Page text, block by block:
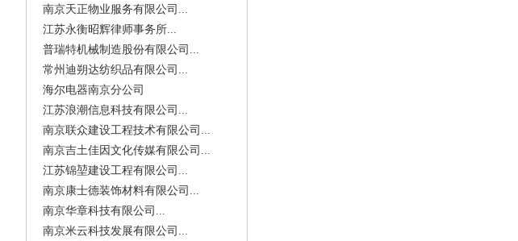
南京天正物业服务有限公司...
江苏永衡昭辉律师事务所...
普瑞特机械制造股份有限公司...
常州迪朔达纺织品有限公司...
海尔电器南京分公司
江苏浪潮信息科技有限公司...
南京联众建设工程技术有限公司...
南京吉土佳因文化传媒有限公司...
江苏锦堃建设工程有限公司...
南京康士德装饰材料有限公司...
南京华章科技有限公司...
南京米云科技发展有限公司...